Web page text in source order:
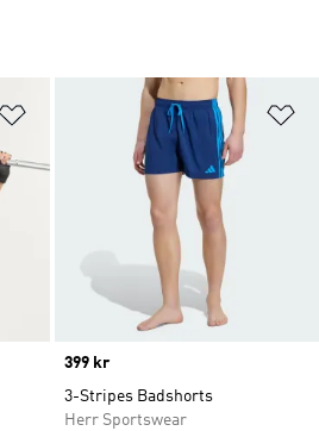
Lägg till på önskelistan
Price
399 kr
3-Stripes Badshorts
Herr Sportswear